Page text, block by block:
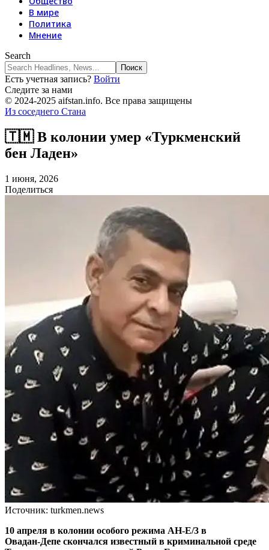
В мире
Политика
Мнение
Search
Есть учетная запись? Войти
Следите за нами
© 2024-2025 aifstan.info. Все права защищены
Из соседнего Стана
🇹🇲 В колонии умер «Туркменский
бен Ладен»
1 июня, 2026
Поделиться
Источник: turkmen.news
10 апреля в колонии особого режима AH‑E/3 в
Овадан‑Депе скончался известный в криминальной среде